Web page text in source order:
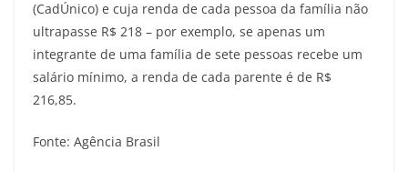
(CadÚnico) e cuja renda de cada pessoa da família não
ultrapasse R$ 218 – por exemplo, se apenas um
integrante de uma família de sete pessoas recebe um
salário mínimo, a renda de cada parente é de R$
216,85.
Fonte: Agência Brasil